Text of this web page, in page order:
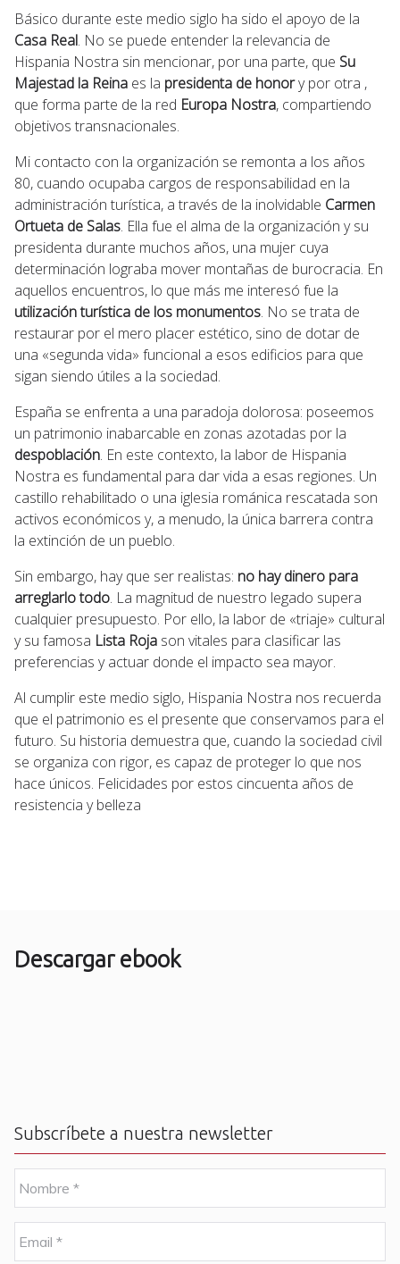
Básico durante este medio siglo ha sido el apoyo de la
Casa Real. No se puede entender la relevancia de
Hispania Nostra sin mencionar, por una parte, que Su
Majestad la Reina es la presidenta de honory por otra ,
que forma parte de la red Europa Nostra, compartiendo
objetivos transnacionales.
Mi contacto con la organización se remonta a los años
80, cuando ocupaba cargos de responsabilidad en la
administración turística, a través de la inolvidable Carmen
Ortueta de Salas. Ella fue el alma de la organización y su
presidenta durante muchos años, una mujer cuya
determinación lograba mover montañas de burocracia. En
aquellos encuentros, lo que más me interesó fue la
utilización turística de los monumentos. No se trata de
restaurar por el mero placer estético, sino de dotar de
una «segunda vida» funcional a esos edificios para que
sigan siendo útiles a la sociedad.
España se enfrenta a una paradoja dolorosa: poseemos
un patrimonio inabarcable en zonas azotadas por la
despoblación. En este contexto, la labor de Hispania
Nostra es fundamental para dar vida a esas regiones. Un
castillo rehabilitado o una iglesia románica rescatada son
activos económicos y, a menudo, la única barrera contra
la extinción de un pueblo.
Sin embargo, hay que ser realistas: no hay dinero para
arreglarlo todo. La magnitud de nuestro legado supera
cualquier presupuesto. Por ello, la labor de «triaje» cultural
y su famosa Lista Roja son vitales para clasificar las
preferencias y actuar donde el impacto sea mayor.
Al cumplir este medio siglo, Hispania Nostra nos recuerda
que el patrimonio es el presente que conservamos para el
futuro. Su historia demuestra que, cuando la sociedad civil
se organiza con rigor, es capaz de proteger lo que nos
hace únicos. Felicidades por estos cincuenta años de
resistencia y belleza
Descargar ebook
Subscríbete a nuestra newsletter
o
m
m